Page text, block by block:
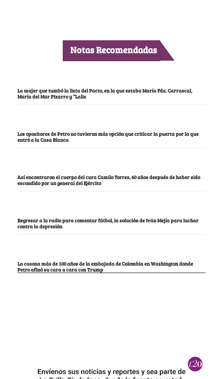
Notas Recomendadas
La mujer que tumbó la lista del Pacto, en la que estaba María Fda. Carrascal,
María del Mar Pizarro y “Lalis
Los opositores de Petro no tuvieron más opción que criticar la puerta por la que
entró a la Casa Blanca
Así encontraron el cuerpo del cura Camilo Torres, 60 años después de haber sido
escondido por un general del Ejército
Regresar a la radio para comentar fútbol, la solución de Iván Mejía para luchar
contra la depresión
La casona más de 100 años de la embajada de Colombia en Washington donde
Petro afinó su cara a cara con Trump